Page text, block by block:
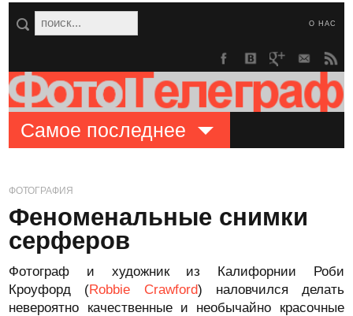
О НАС
Самое последнее
ФОТОГРАФИЯ
Феноменальные снимки
серферов
Фотограф и художник из Калифорнии Роби
Кроуфорд (Robbie Crawford) наловчился делать
невероятно качественные и необычайно красочные